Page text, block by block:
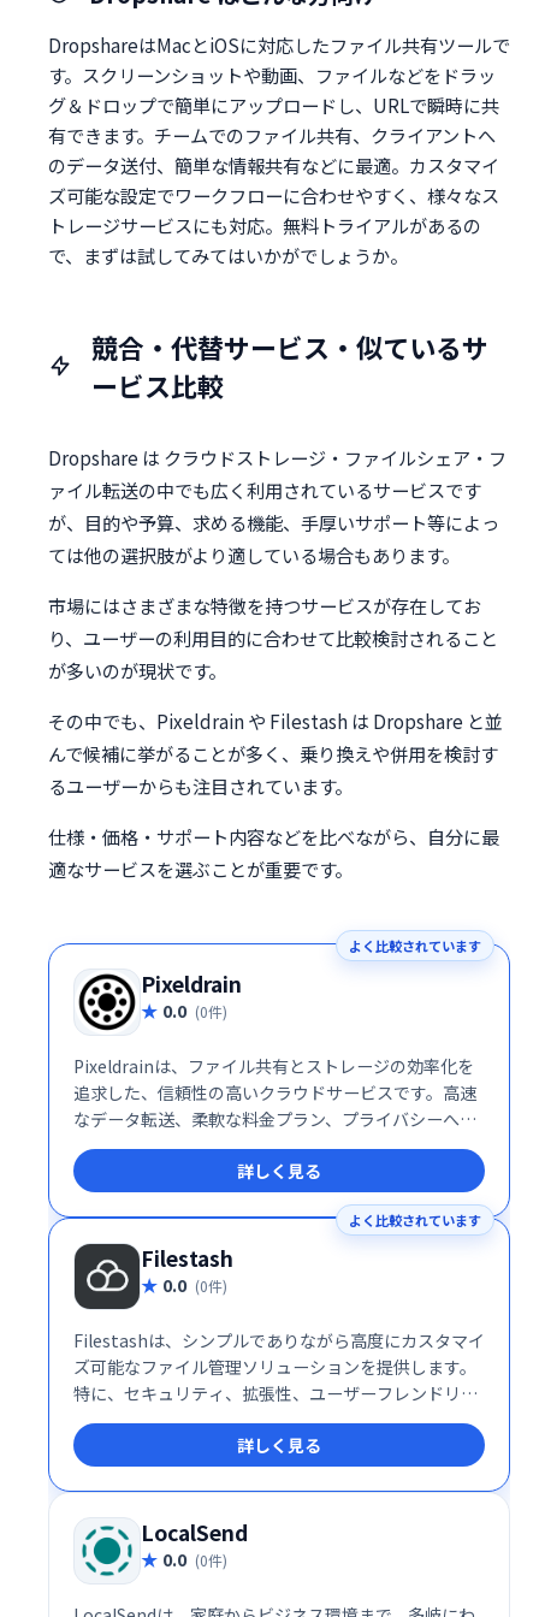
DropshareはMacとiOSに対応したファイル共有ツールで
す。スクリーンショットや動画、ファイルなどをドラッ
グ＆ドロップで簡単にアップロードし、URLで瞬時に共
有できます。チームでのファイル共有、クライアントへ
のデータ送付、簡単な情報共有などに最適。カスタマイ
ズ可能な設定でワークフローに合わせやすく、様々なス
トレージサービスにも対応。無料トライアルがあるの
で、まずは試してみてはいかがでしょうか。
競合・代替サービス・似ているサ
ービス比較
Dropshare は クラウドストレージ・ファイルシェア・フ
ァイル転送の中でも広く利用されているサービスです
が、目的や予算、求める機能、手厚いサポート等によっ
ては他の選択肢がより適している場合もあります。
市場にはさまざまな特徴を持つサービスが存在してお
り、ユーザーの利用目的に合わせて比較検討されること
が多いのが現状です。
その中でも、Pixeldrain や Filestash は Dropshare と並
んで候補に挙がることが多く、乗り換えや併用を検討す
るユーザーからも注目されています。
仕様・価格・サポート内容などを比べながら、自分に最
適なサービスを選ぶことが重要です。
よく比較されています
Pixeldrain
0.0 (0件)
Pixeldrainは、ファイル共有とストレージの効率化を
追求した、信頼性の高いクラウドサービスです。高速
なデータ転送、柔軟な料金プラン、プライバシーへの
徹底した配慮により、個人ユーザーから企業まで幅広
い層に支持されています。特に、大容量ファイルを頻
繁に扱うクリエイターやプライバシーを重視する利用
者にとって、Pixeldrainは理想的な選択肢となるでし
ょう。
詳しく見る
よく比較されています
Filestash
0.0 (0件)
Filestashは、シンプルでありながら高度にカスタマイ
ズ可能なファイル管理ソリューションを提供します。
特に、セキュリティ、拡張性、ユーザーフレンドリー
な操作性を重視する企業にとって理想的な選択肢で
す。企業のストレージ運用を次のレベルに引き上げる
ために、Filestashの導入を検討してみてはいかがでし
ょうか。
詳しく見る
LocalSend
0.0 (0件)